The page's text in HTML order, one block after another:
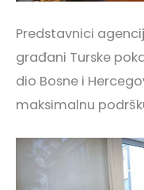
Predstavnici
građani Turske
dio Bosne i
maksimalnu